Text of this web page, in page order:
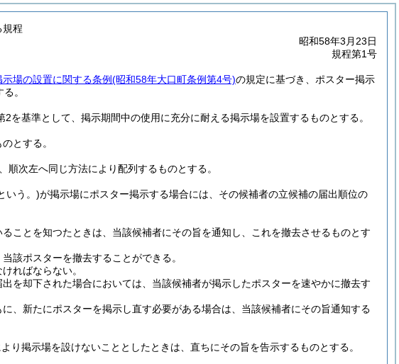
規程
昭和58年3月23日
規程第1号
場の設置に関する条例(昭和58年大口町条例第4号)の規定に基づき、ポスター掲示
。
2を基準として、掲示期間中の使用に充分に耐える掲示場を設置するものとする。
とする。
次左へ同じ方法により配列するものとする。
いう。)が掲示場にポスター掲示する場合には、その候補者の立候補の届出順位の
ことを知つたときは、当該候補者にその旨を通知し、これを撤去させるものとす
該ポスターを撤去することができる。
ればならない。
を却下された場合においては、当該候補者が掲示したポスターを速やかに撤去す
、新たにポスターを掲示し直す必要がある場合は、当該候補者にその旨通知する
り掲示場を設けないこととしたときは、直ちにその旨を告示するものとする。